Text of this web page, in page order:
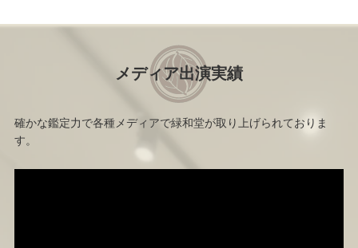
メディア出演実績
確かな鑑定力で各種メディアで緑和堂が取り上げられておりま
す。